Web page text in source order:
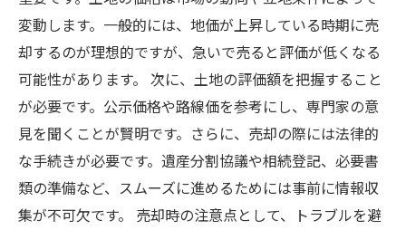
変動します。一般的には、地価が上昇している時期に売
却するのが理想的ですが、急いで売ると評価が低くなる
可能性があります。 次に、土地の評価額を把握すること
が必要です。公示価格や路線価を参考にし、専門家の意
見を聞くことが賢明です。さらに、売却の際には法律的
な手続きが必要です。遺産分割協議や相続登記、必要書
類の準備など、スムーズに進めるためには事前に情報収
集が不可欠です。 売却時の注意点として、トラブルを避